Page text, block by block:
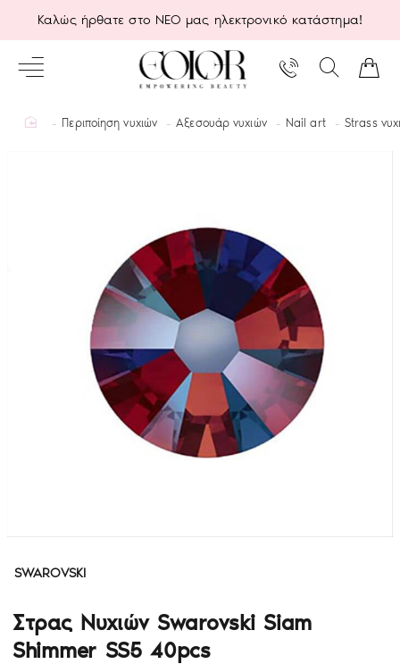
Καλώς ήρθατε στο ΝΕΟ μας ηλεκτρονικό κατάστημα!
homeΠεριποίηση νυχιών Αξεσουάρ νυχιών Nail art Strass
SWAROVSKI
Στρας Νυχιών Swarovski Siam
Shimmer SS5 40pcs